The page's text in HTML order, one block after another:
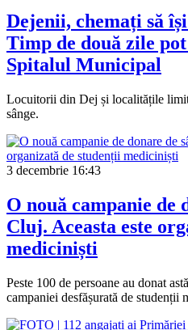
Dejenii, chemați să
Timp de două zile pot
Spitalul Municipal
Locuitorii din Dej și localitățile
sânge.
3 decembrie 16:43
O nouă campanie de
Cluj. Aceasta este
mediciniști
Peste 100 de persoane au donat
campaniei desfășurată de studenții